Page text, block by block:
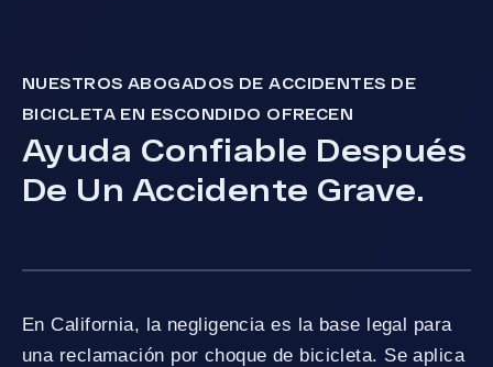
NUESTROS ABOGADOS DE ACCIDENTES DE
BICICLETA EN ESCONDIDO OFRECEN
Ayuda Confiable Después
De Un Accidente Grave.
En California, la negligencia es la base legal para
una reclamación por choque de bicicleta. Se aplica